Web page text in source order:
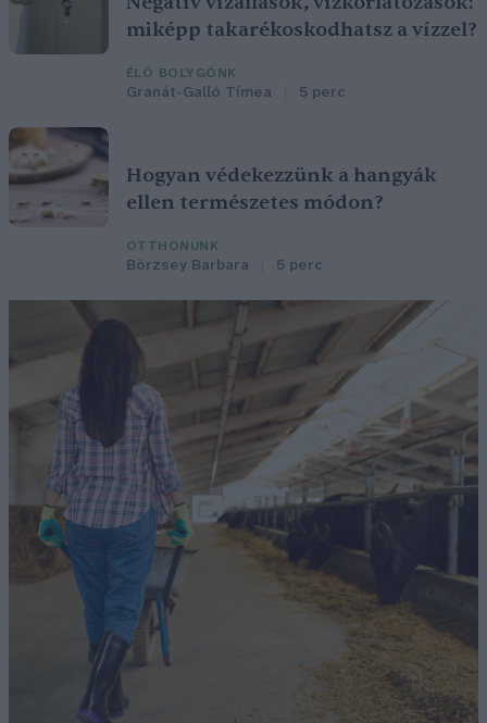
miképp takarékoskodhatsz a vízzel?
ÉLŐ BOLYGÓNK
Granát-Galló Tímea 5 perc
Hogyan védekezzünk a hangyák
ellen természetes módon?
OTTHONUNK
Börzsey Barbara 5 perc